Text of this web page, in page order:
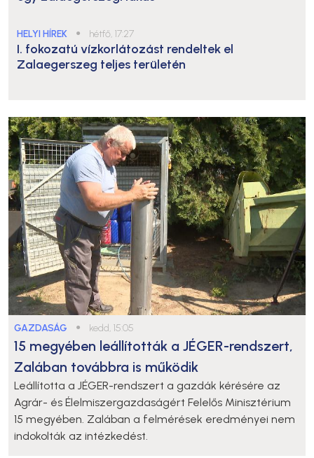
HELYI HÍREK ● hétfő, 17:27
I. fokozatú vízkorlátozást rendeltek el
Zalaegerszeg teljes területén
GAZDASÁG ● kedd, 15:05
15 megyében leállították a JÉGER-rendszert,
Zalában továbbra is működik
Leállította a JÉGER-rendszert a gazdák kérésére az
Agrár- és Élelmiszergazdaságért Felelős Minisztérium
15 megyében. Zalában a felmérések eredményei nem
indokolták az intézkedést.